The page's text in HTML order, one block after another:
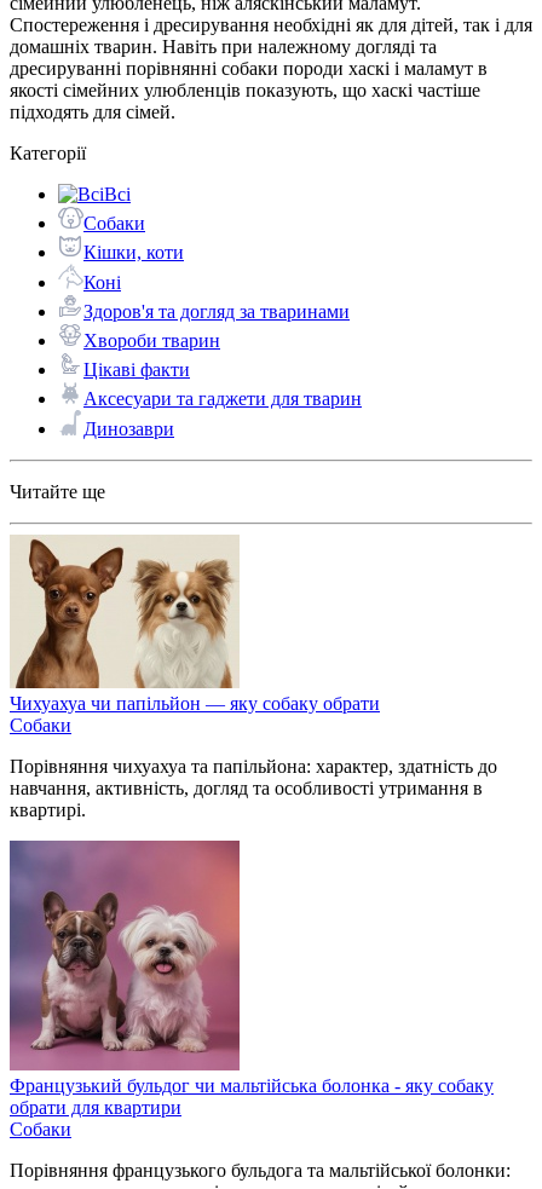
Спостереження і дресирування необхідні як для дітей, так і для
домашніх тварин. Навіть при належному догляді та
дресируванні порівнянні собаки породи хаскі і маламут в
якості сімейних улюбленців показують, що хаскі частіше
підходять для сімей.
Категорії
Всі
Собаки
Кішки, коти
Коні
Здоров'я та догляд за тваринами
Хвороби тварин
Цікаві факти
Аксесуари та гаджети для тварин
Динозаври
Читайте ще
Чихуахуа чи папільйон — яку собаку обрати
Собаки
Порівняння чихуахуа та папільйона: характер, здатність до
навчання, активність, догляд та особливості утримання в
квартирі.
Французький бульдог чи мальтійська болонка - яку собаку
обрати для квартири
Собаки
Порівняння французького бульдога та мальтійської болонки: